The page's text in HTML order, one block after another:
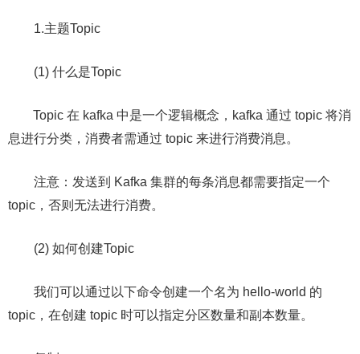
1.主题Topic
(1) 什么是Topic
Topic 在 kafka 中是一个逻辑概念，kafka 通过 topic 将消
息进行分类，消费者需通过 topic 来进行消费消息。
注意：发送到 Kafka 集群的每条消息都需要指定⼀个
topic，否则无法进行消费。
(2) 如何创建Topic
我们可以通过以下命令创建一个名为 hello-world 的
topic，在创建 topic 时可以指定分区数量和副本数量。